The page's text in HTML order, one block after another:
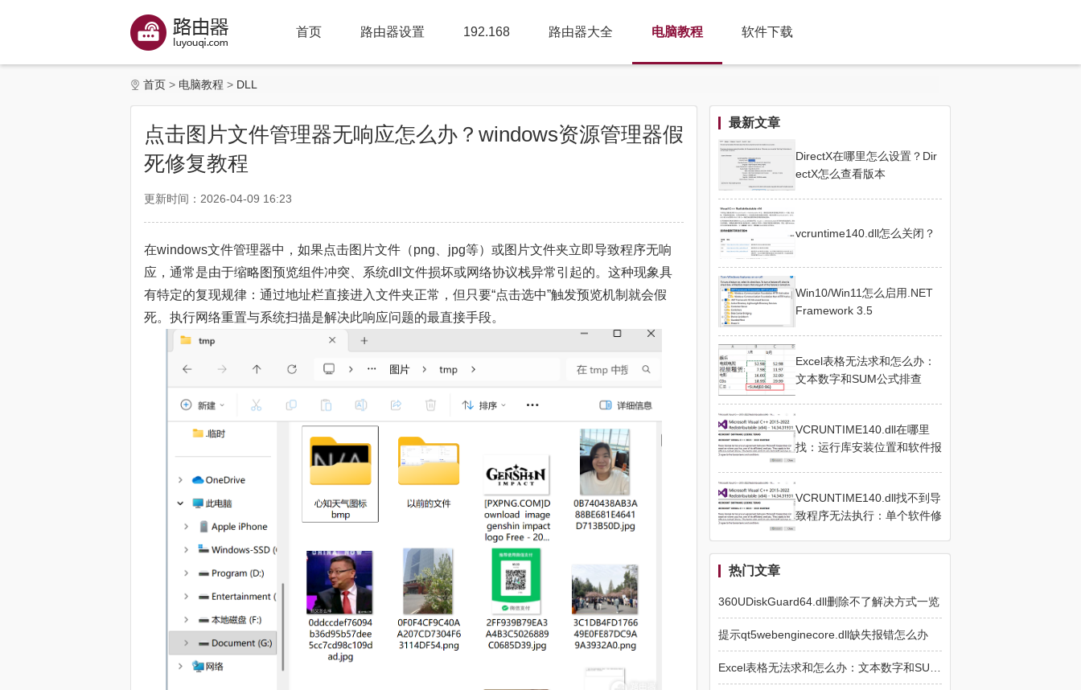
首页 路由器设置 192.168 路由器大全 电脑教程 软件下载
首页 电脑教程 DLL
点击图片文件管理器无响应怎么办？windows资源管理器假
死修复教程
更新时间：2026-04-09 16:23
在windows文件管理器中，如果点击图片文件（png、jpg等）或图片文件夹立即导致程序无响
应，通常是由于缩略图预览组件冲突、系统dll文件损坏或网络协议栈异常引起的。这种现象具
有特定的复现规律：通过地址栏直接进入文件夹正常，但只要“点击选中”触发预览机制就会假
死。执行网络重置与系统扫描是解决此响应问题的最直接手段。
最新文章
DirectX在哪里怎么设置？Dir
ectX怎么查看版本
vcruntime140.dll怎么关闭？
Win10/Win11怎么启用.NET
Framework 3.5
Excel表格无法求和怎么办：
文本数字和SUM公式排查
VCRUNTIME140.dll在哪里
找：运行库安装位置和软件报
VCRUNTIME140.dll找不到导
致程序无法执行：单个软件修
热门文章
360UDiskGuard64.dll删除不了解决方式一览
提示qt5webenginecore.dll缺失报错怎么办